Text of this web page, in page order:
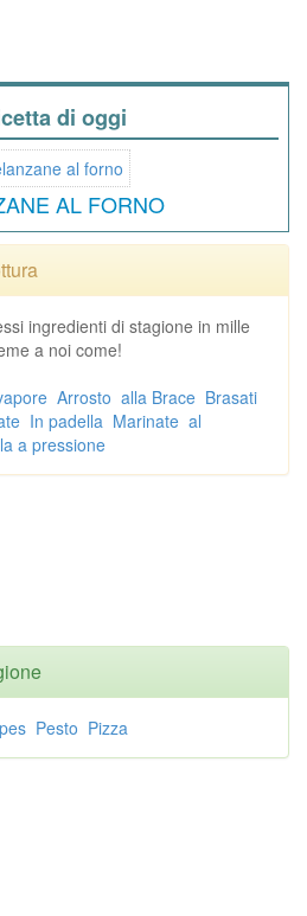
di oggi
AL FORNO
ingredienti di stagione in mille
a noi come!
Arrosto alla Brace Brasati
In padella Marinate al
a pressione
Pesto Pizza